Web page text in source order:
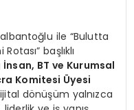
ile “Bulutta
başlıklı
BT ve Kurumsal
Komitesi Üyesi
dönüşüm yalnızca